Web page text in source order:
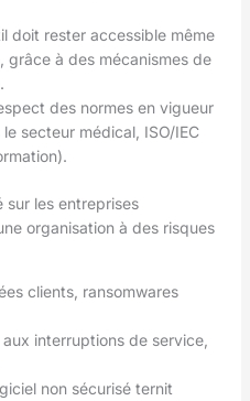
doit rester accessible même
grâce à des mécanismes de
des normes en vigueur
secteur médical, ISO/IEC
sur les entreprises
organisation à des risques
clients, ransomwares
interruptions de service,
non sécurisé ternit